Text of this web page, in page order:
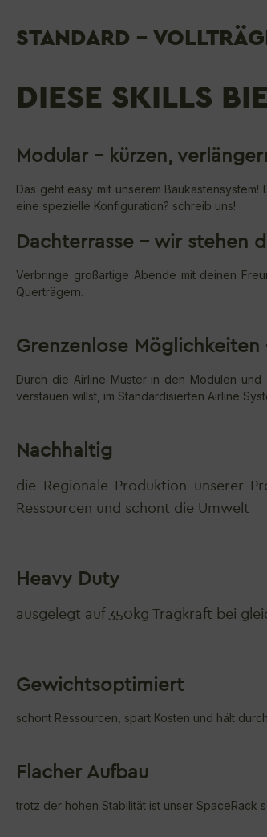
STANDARD -
DIESE SKILLS
Modular - kürzen,
Das geht easy mit unserem
eine spezielle Konfiguration? schreib uns!
Dachterrasse – wir stehen
Verbringe großartige Abende mit deinen
Querträgern.
Grenzenlose
Durch die Airline Muster in den Modulen
verstauen willst, im Standardisierten Airline
Nachhaltig
die Regionale Produktion unserer
Ressourcen und schont die Umwelt
Heavy Duty
ausgelegt auf 350kg Tragkraft bei
Gewichtsoptimiert
schont Ressourcen, spart Kosten und hält
Flacher Aufbau
trotz der hohen Stabilität ist unser SpaceRack